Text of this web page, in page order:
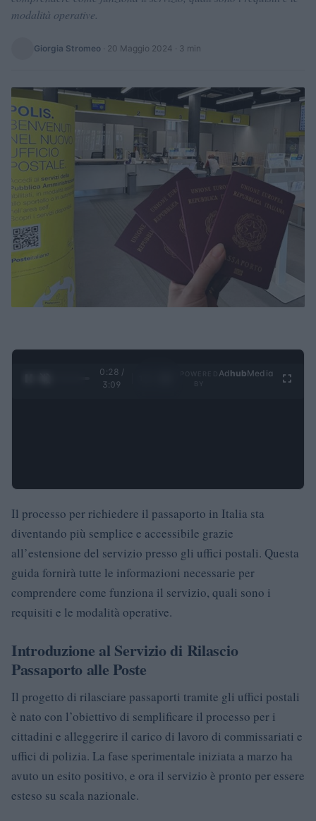
modalità operative.
Giorgia Stromeo · 20 Maggio 2024 · 3 min
0:29 /
3:09
Ad hubMedia
Il processo per richiedere il passaporto in Italia sta
diventando più semplice e accessibile grazie
all’estensione del servizio presso gli uffici postali. Questa
guida fornirà tutte le informazioni necessarie per
comprendere come funziona il servizio, quali sono i
requisiti e le modalità operative.
Introduzione al Servizio di Rilascio
Passaporto alle Poste
Il progetto di rilasciare passaporti tramite gli uffici postali
è nato con l’obiettivo di semplificare il processo per i
cittadini e alleggerire il carico di lavoro di commissariati e
uffici di polizia. La fase sperimentale iniziata a marzo ha
avuto un esito positivo, e ora il servizio è pronto per essere
esteso su scala nazionale.